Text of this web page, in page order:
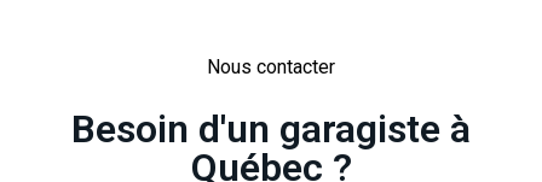
Nous contacter
Besoin d'un garagiste à
Québec ?